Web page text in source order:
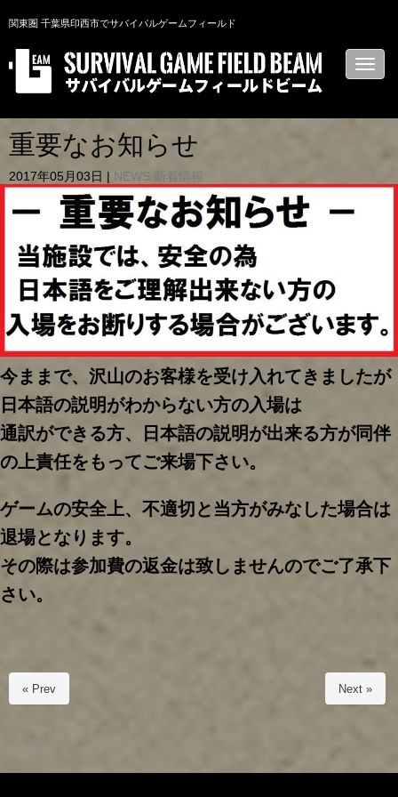
関東圏 千葉県印西市でサバイバルゲームフィールド
N
a
g
n
重要なお知らせ
2017年05月03日 NEWS 新着情報
今ままで、沢山のお客様を受け入れてきましたが
日本語の説明がわからない方の入場は
通訳ができる方、日本語の説明が出来る方が同伴
の上責任をもってご来場下さい。
ゲームの安全上、不適切と当方がみなした場合は
退場となります。
その際は参加費の返金は致しませんのでご了承下
さい。
« Prev Next »